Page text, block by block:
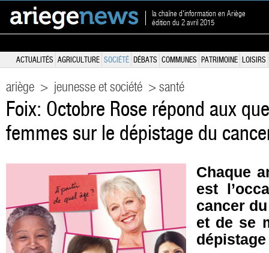
la chaîne d'information en Ariège
édition du 2 avril 2015
ACTUALITÉS AGRICULTURE SOCIÉTÉ DÉBATS COMMUNES PATRIMOINE LOISIRS
ariège > jeunesse et société > santé
Foix: Octobre Rose répond aux
femmes sur le dépistage du
Chaque
est
cancer
et de se